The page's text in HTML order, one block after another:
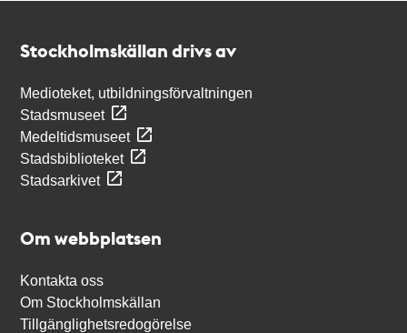
Stockholmskällan drivs av
Medioteket, utbildningsförvaltningen
Stadsmuseet
Medeltidsmuseet
Stadsbiblioteket
Stadsarkivet
Om webbplatsen
Kontakta oss
Om Stockholmskällan
Tillgänglighetsredogörelse